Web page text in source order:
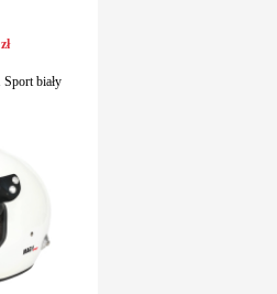
zł
biały